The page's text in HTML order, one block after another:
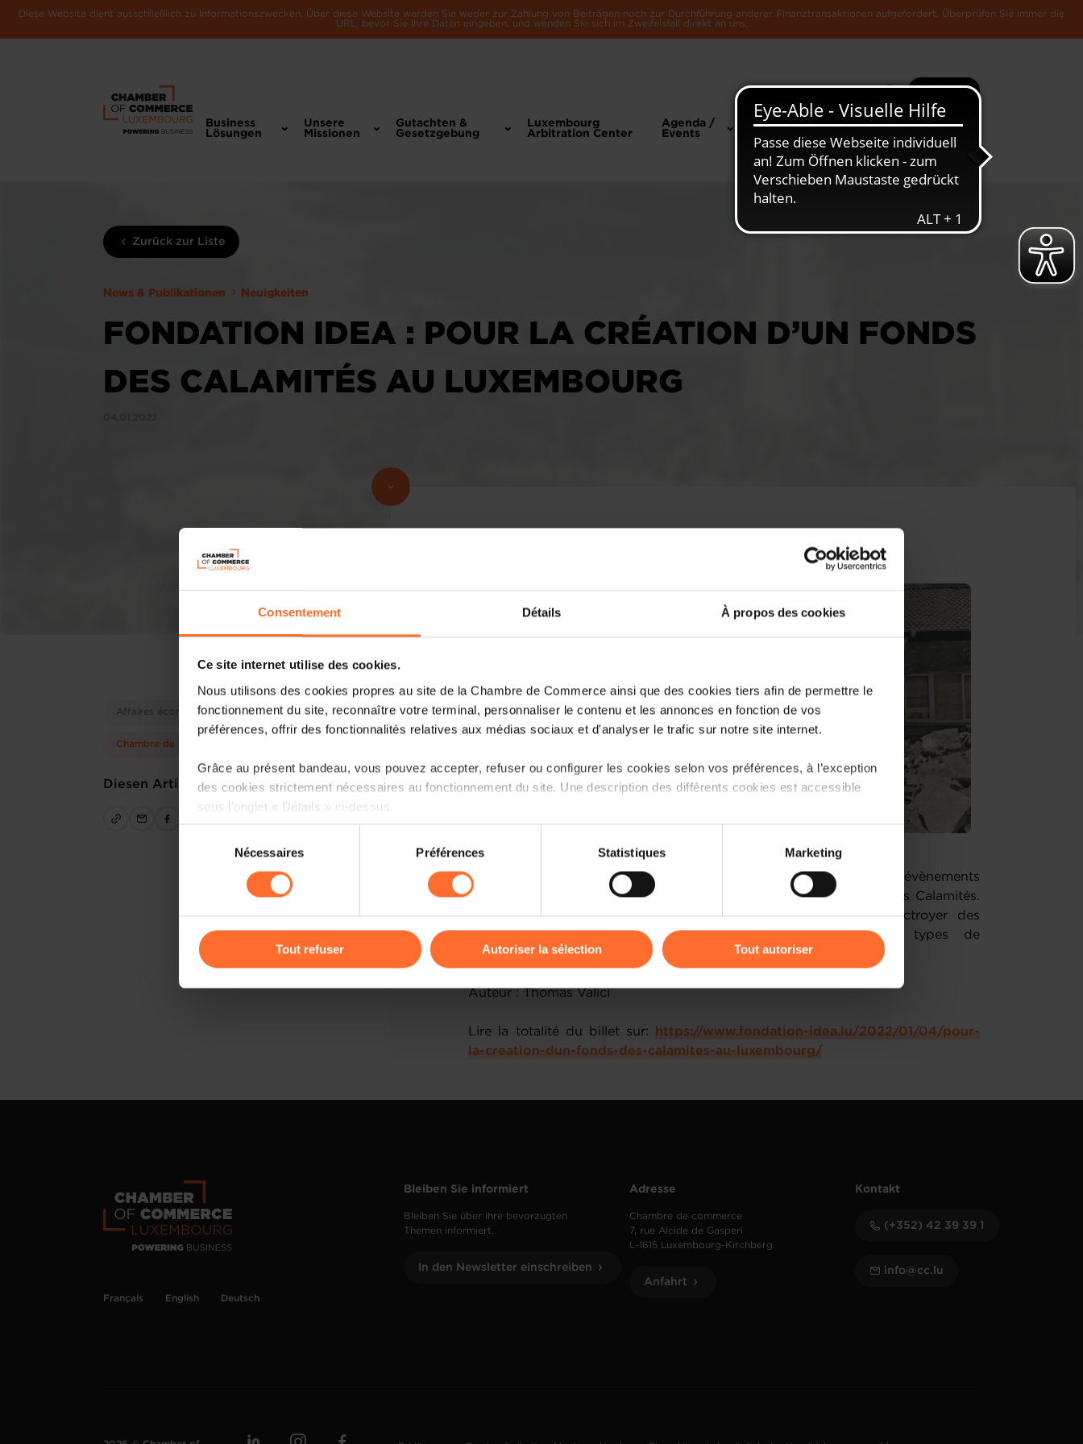
Consentement Détails À propos des cookies
Ce site internet utilise des cookies.
Nous utilisons des cookies propres au site de la Chambre de Commerce ainsi que des cookies tiers afin de permettre le
fonctionnement du site, reconnaître votre terminal, personnaliser le contenu et les annonces en fonction de vos
préférences, offrir des fonctionnalités relatives aux médias sociaux et d'analyser le trafic sur notre site internet.
Grâce au présent bandeau, vous pouvez accepter, refuser ou configurer les cookies selon vos préférences, à l’exception
des cookies strictement nécessaires au fonctionnement du site. Une description des différents cookies est accessible
sous l’onglet « Détails » ci-dessus.
Il est précisé que la navigation sur le site et certaines fonctionnalités (ex : lecture de vidéos, partage sur les réseaux
sociaux, sauvegarde des préférences de lecture vidéo, personnalisation de l’affichage du site) peuvent être affectées en
cas de refus de tous les cookies ou des cookies non nécessaires.
gauche de chaque page.
Charte d’usage des cookieset notre
consentement
Nécessaires Préférences Statistiques Marketing
Tout refuser Autoriser la sélection Tout autoriser
Diese Website dient ausschließlich zu Informationszwecken. Über diese Website werden Sie weder zur Zahlung von Beiträgen noch zur Durchführung anderer Finanztransaktionen aufgefordert. Überprüfen Sie immer die
URL, bevor Sie Ihre Daten eingeben, und wenden Sie sich im Zweifelsfall direkt an uns.
Suche Mehr
Business
Lösungen
Unsere
Missionen
Gutachten &
Gesetzgebung
Luxembourg
Arbitration Center
Agenda /
Events
News &
Die Luxemburger
Zurück zur Liste
News & Publikationen Neuigkeiten
FONDATION IDEA : POUR LA CRÉATION D’UN FONDS
DES CALAMITÉS AU LUXEMBOURG
Affaires économiques
Chambre de Commerce
Diesen Artikel teilen
Pour permettre aux sinistrés de retrouver une vie normale en cas d’évènements
climatiques graves, il pourrait être opportun de créer un Fonds des Calamités.
Avec des réserves mobilisables rapidement, il pourrait aussi octroyer des
avances remboursables aux compagnies d’assurance. Neuf types de
catastrophes naturelles pourraient ainsi être couverts.
Auteur : Thomas Valici
Lire la totalité du billet sur:
https://www.fondation-idea.lu/2022/01/04/pour-
la-creation-dun-fonds-des-calamites-au-luxembourg/
Français English Deutsch
Bleiben Sie informiert
Bleiben Sie über Ihre bevorzugten
Themen informiert.
In den Newsletter einschreiben
Adresse
Chambre de commerce
7, rue Alcide de Gasperi
L-1615 Luxembourg-Kirchberg
Anfahrt
Kontakt
(+352) 42 39 39 1
info@cc.lu